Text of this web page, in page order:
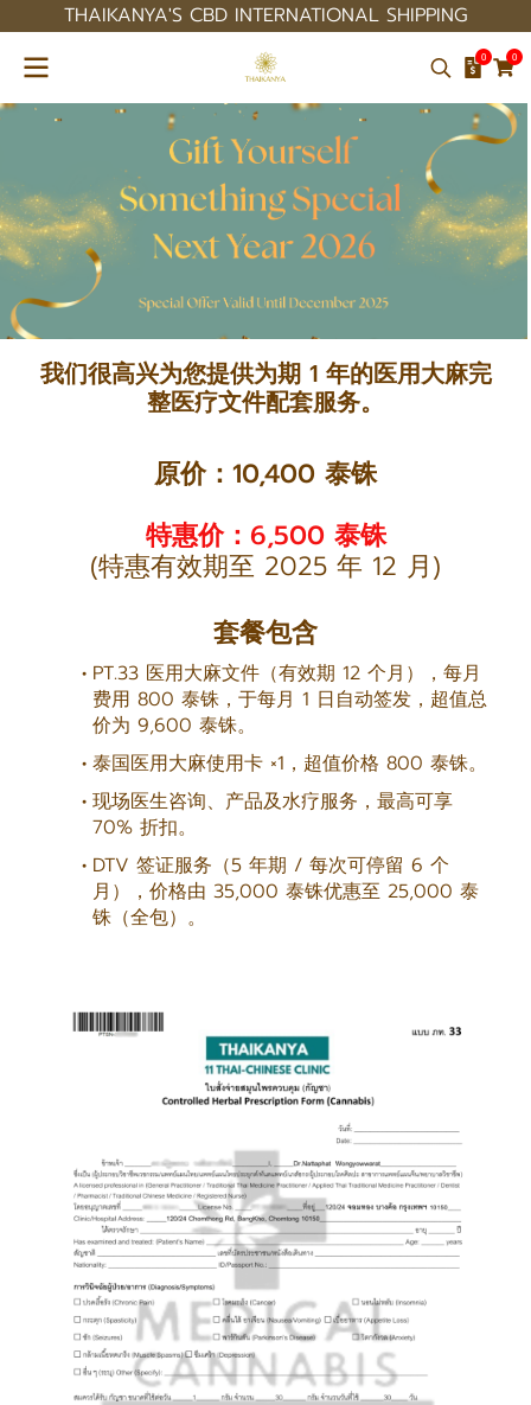
THAIKANYA'S CBD INTERNATIONAL SHIPPING
0 0
我们很高兴为您提供为期 1 年的医用大麻完
整医疗文件配套服务。
原价：10,400 泰铢
特惠价：6,500 泰铢
(特惠有效期至 2025 年 12 月)
套餐包含
PT.33 医用大麻文件（有效期 12 个月），每月
费用 800 泰铢，于每月 1 日自动签发，超值总
价为 9,600 泰铢。
泰国医用大麻使用卡 ×1，超值价格 800 泰铢。
现场医生咨询、产品及水疗服务，最高可享
70% 折扣。
DTV 签证服务（5 年期 / 每次可停留 6 个
月），价格由 35,000 泰铢优惠至 25,000 泰
铢（全包）。